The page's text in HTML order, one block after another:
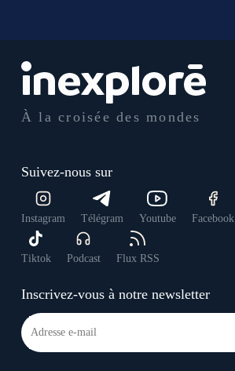
À la croisée des mondes
Suivez-nous sur
Instagram Télégram Youtube Facebook
Tiktok Podcast Flux RSS
Inscrivez-vous à notre newsletter